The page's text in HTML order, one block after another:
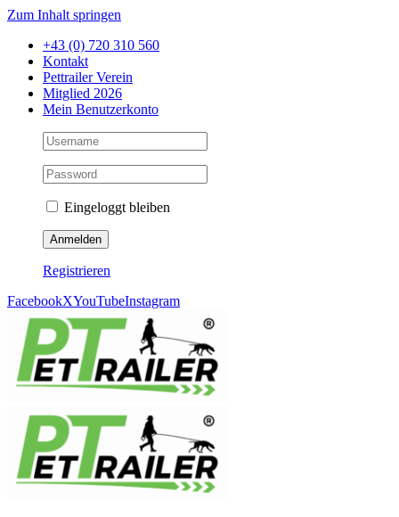
Zum Inhalt springen
+43 (0) 720 310 560
Kontakt
Pettrailer Verein
Mitglied 2026
Mein Benutzerkonto
Eingeloggt bleiben
Registrieren
FacebookXYouTubeInstagram